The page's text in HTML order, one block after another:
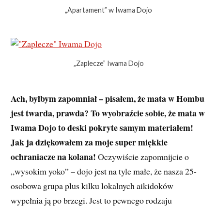
„Apartament” w Iwama Dojo
„Zaplecze” Iwama Dojo
Ach, byłbym zapomniał – pisałem, że mata w Hombu
jest twarda, prawda? To wyobraźcie sobie, że mata w
Iwama Dojo to deski pokryte samym materiałem!
Jak ja dziękowałem za moje super miękkie
ochraniacze na kolana! Oczywiście zapomnijcie o
„wysokim yoko” – dojo jest na tyle małe, że nasza 25-
osobowa grupa plus kilku lokalnych aikidoków
wypełnia ją po brzegi. Jest to pewnego rodzaju